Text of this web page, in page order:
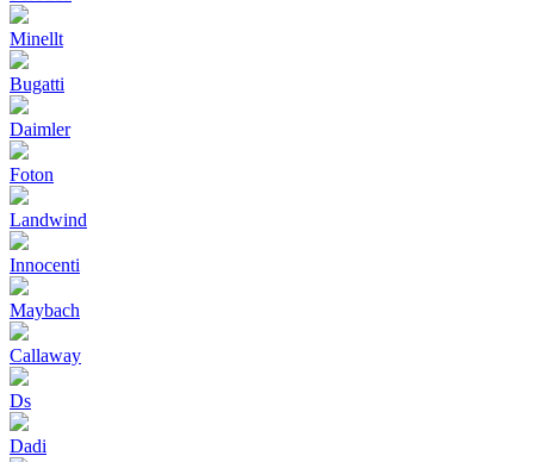
Minellt
Bugatti
Daimler
Foton
Landwind
Innocenti
Maybach
Callaway
Ds
Dadi